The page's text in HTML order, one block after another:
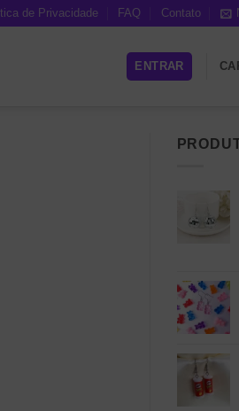
de Privacidade FAQ Contato
ENTRAR